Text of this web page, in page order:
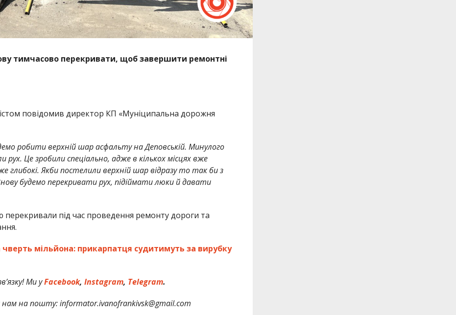
тимчасово перекривати, щоб завершити ремонтні
повідомив директор КП «Муніципальна дорожня
робити верхній шар асфальту на Деповській. Минулого
Це зробили спеціально, адже в кількох місцях вже
глибокі. Якби постелили верхній шар відразу то так би з
будемо перекривати рух, підіймати люки й давати
під час проведення ремонту дороги та
мільйона: прикарпатця судитимуть за вирубку
Ми уFacebook,Instagram, Telegram.
на пошту: informator.ivanofrankivsk@gmail.com